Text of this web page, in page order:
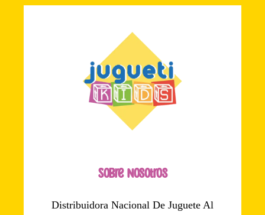
Sobre Nosotros
Distribuidora Nacional De Juguete Al